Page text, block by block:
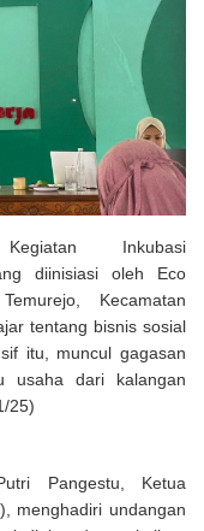
Inkubasi
diinisiasi oleh Eco
Kecamatan
tentang bisnis sosial
itu, muncul gagasan
usaha dari kalangan
25)
Pangestu, Ketua
menghadiri undangan